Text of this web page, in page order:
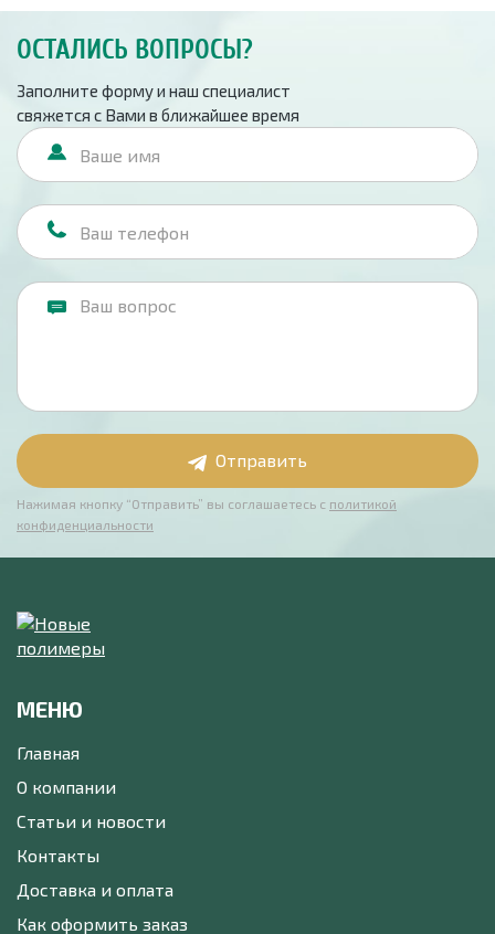
ОСТАЛИСЬ ВОПРОСЫ?
Заполните форму и наш специалист
свяжется с Вами в ближайшее время
Отправить
Нажимая кнопку “Отправить” вы соглашаетесь с политикой
конфиденциальности
МЕНЮ
Главная
О компании
Статьи и новости
Контакты
Доставка и оплата
Как оформить заказ